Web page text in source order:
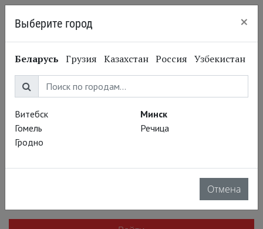
Войти
E-mail
Выберите город ×
Беларусь Грузия Казахстан Россия Узбекистан
Витебск
Гомель
Гродно
Минск
Речица
Отмена